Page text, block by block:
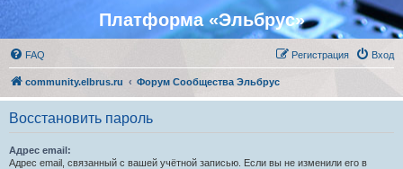
Платформа «Эльбрус»
FAQ Вход
Регистрация
community.elbrus.ru Форум Сообщества Эльбрус
Восстановить пароль
Адрес email:
Адрес email, связанный с вашей учётной записью. Если вы не изменили его в